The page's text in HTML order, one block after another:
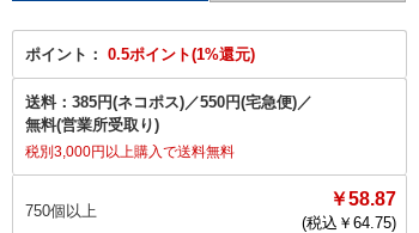
ポイント： 0.5ポイント(1%還元)
送料： 385円(ネコポス)／550円(宅急便)／
無料(営業所受取り)
税別3,000円以上購入で送料無料
750個以上
￥58.87
(税込￥ 64.75)